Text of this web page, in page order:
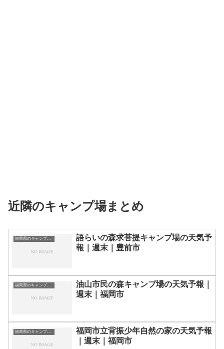
近隣のキャンプ場まとめ
福岡県のキャンプ場一覧
語らいの森求菩提キャンプ場の天気予
報｜週末｜豊前市
福岡県のキャンプ場一覧
油山市民の森キャンプ場の天気予報｜
週末｜福岡市
福岡県のキャンプ場一覧
福岡市立背振少年自然の家の天気予報
｜週末｜福岡市